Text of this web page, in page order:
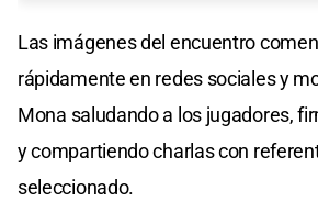
Las imágenes del encuentro
rápidamente en redes sociales y
Mona saludando a los jugadores,
y compartiendo charlas con
seleccionado.